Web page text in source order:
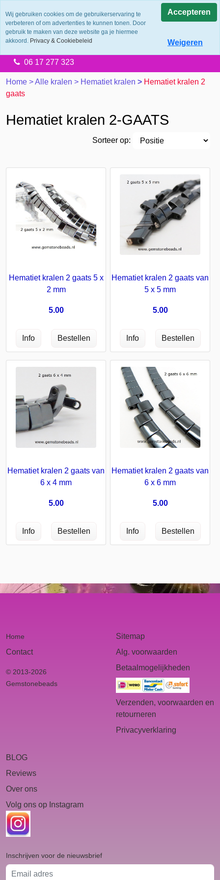
Levering 2 werkdagen
Gratis verzending vanaf €65.00
06 17 277 323
Home >Alle kralen > Hematiet kralen > Hematiet kralen 2
gaats
Hematiet kralen 2-GAATS
Sorteer op:
Hematiet kralen 2 gaats 5 x
2 mm
5.00
Hematiet kralen 2 gaats van
5 x 5 mm
5.00
Hematiet kralen 2 gaats van
6 x 4 mm
5.00
Hematiet kralen 2 gaats van
6 x 6 mm
5.00
Home
Contact
© 2013-2026
Gemstonebeads
Sitemap
Alg. voorwaarden
Betaalmogelijkheden
Verzenden, voorwaarden en
retourneren
Privacyverklaring
BLOG
Reviews
Over ons
Volg ons op Instagram
Inschrijven voor de nieuwsbrief
Email adres
Wij gebruiken cookies om de gebruikerservaring te
verbeteren of om advertenties te kunnen tonen. Door
gebruik te maken van deze website ga je hiermee
akkoord. Privacy & Cookiebeleid
Accepteren
Weigeren